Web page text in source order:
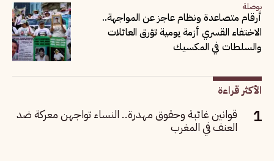
بوصلة
أرقام متصاعدة ونظام عاجز عن المواجهة..
الاختفاء القسري أزمة يومية تؤرق العائلات
والسلطات في المكسيك
الأكثر قراءة
قوانين غائبة وحقوق مهدرة.. النساء تواجهن معركة ضد
العنف في المغرب